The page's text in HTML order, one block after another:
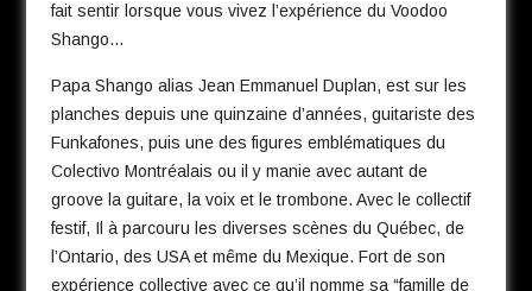
fait sentir lorsque vous vivez l’expérience du Voodoo
Shango…
Papa Shango alias Jean Emmanuel Duplan, est sur les
planches depuis une quinzaine d’années, guitariste des
Funkafones, puis une des figures emblématiques du
Colectivo Montréalais ou il y manie avec autant de
groove la guitare, la voix et le trombone. Avec le collectif
festif, Il à parcouru les diverses scènes du Québec, de
l’Ontario, des USA et même du Mexique. Fort de son
expérience collective avec ce qu’il nomme sa “famille de